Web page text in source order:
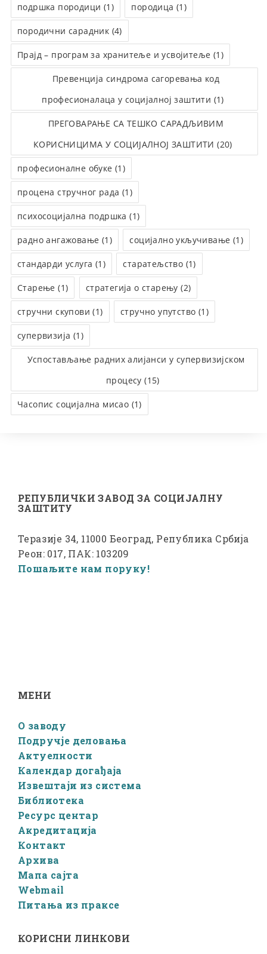
подршка породици (1) породица (1)
породични сарадник (4)
Прајд – програм за хранитеље и усвојитеље (1)
Превенција синдрома сагоревања код
професионалаца у социјалној заштити (1)
ПРЕГОВАРАЊЕ СА ТЕШКО САРАДЉИВИМ
КОРИСНИЦИМА У СОЦИЈАЛНОЈ ЗАШТИТИ (20)
професионалне обуке (1)
процена стручног рада (1)
психосоцијална подршка (1)
радно ангажовање (1) социјално укључивање (1)
стандарди услуга (1) старатељство (1)
Старење (1) стратегија о старењу (2)
стручни скупови (1) стручно упутство (1)
супервизија (1)
Успостављање радних алијанси у супервизијском
процесу (15)
Часопис социјална мисао (1)
РЕПУБЛИЧКИ ЗАВОД ЗА СОЦИЈАЛНУ
ЗАШТИТУ
Теразије 34, 11000 Београд, Република Србија
Реон: 017, ПАК: 103209
Пошаљите нам поруку!
МЕНИ
О заводу
Подручје деловања
Актуелности
Календар догађаја
Извештаји из система
Библиотека
Ресурс центар
Акредитација
Контакт
Архива
Мапа сајта
Webmail
Питања из праксе
КОРИСНИ ЛИНКОВИ